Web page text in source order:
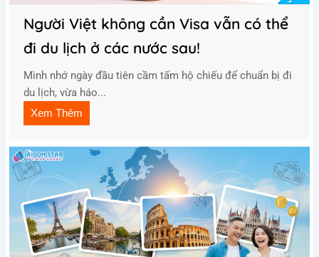
Người Việt không cần Visa vẫn có thể
đi du lịch ở các nước sau!
Mình nhớ ngày đầu tiên cầm tấm hộ chiếu để chuẩn bị đi
du lịch, vừa háo...
Xem Thêm